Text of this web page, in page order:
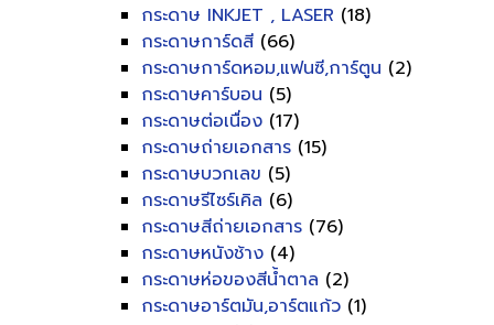
กระดาษ INKJET , LASER (18)
กระดาษการ์ดสี (66)
กระดาษการ์ดหอม,แฟนซี,การ์ตูน (2)
กระดาษคาร์บอน (5)
กระดาษต่อเนื่อง (17)
กระดาษถ่ายเอกสาร (15)
กระดาษบวกเลข (5)
กระดาษรีไซร์เคิล (6)
กระดาษสีถ่ายเอกสาร (76)
กระดาษหนังช้าง (4)
กระดาษห่อของสีน้ำตาล (2)
กระดาษอาร์ตมัน,อาร์ตแก้ว (1)